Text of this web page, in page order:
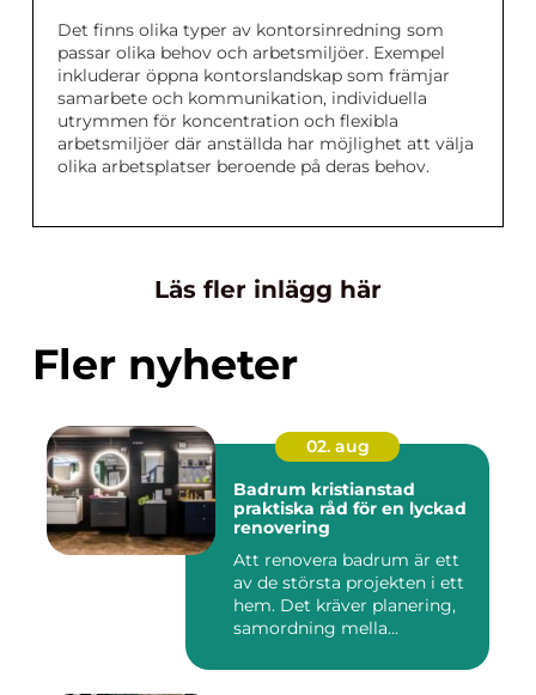
Det finns olika typer av kontorsinredning som
passar olika behov och arbetsmiljöer. Exempel
inkluderar öppna kontorslandskap som främjar
samarbete och kommunikation, individuella
utrymmen för koncentration och flexibla
arbetsmiljöer där anställda har möjlighet att välja
olika arbetsplatser beroende på deras behov.
Läs fler inlägg här
Fler nyheter
02. aug
Badrum kristianstad
praktiska råd för en lyckad
renovering
Att renovera badrum är ett
av de största projekten i ett
hem. Det kräver planering,
samordning mella...